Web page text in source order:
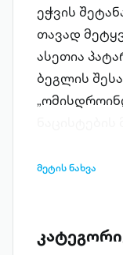
ეჭვის
თავად
ასეთია
ბეგლის
ნაძალადევი
ოფიცრები,
მეტის ნახვა